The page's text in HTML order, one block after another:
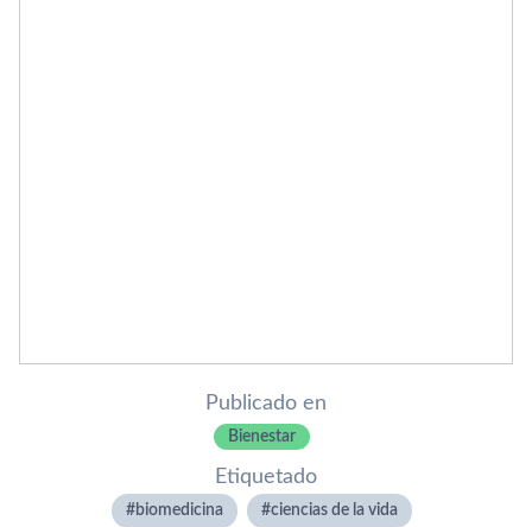
Publicado en
Bienestar
Etiquetado
biomedicina ciencias de la vida